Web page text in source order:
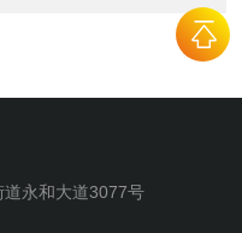
永和大道3077号